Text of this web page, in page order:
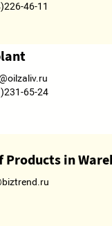
46-11
65-24
in